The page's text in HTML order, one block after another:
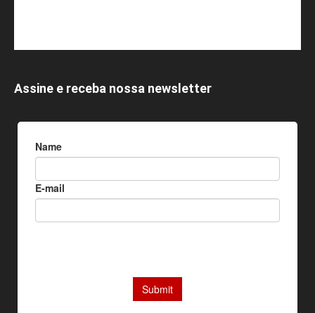
Assine e receba nossa newsletter